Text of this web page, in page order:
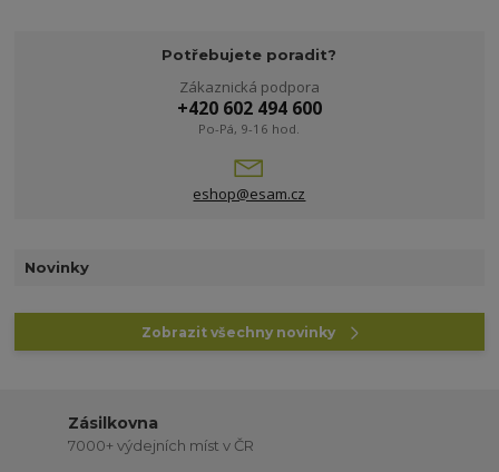
Potřebujete poradit?
Zákaznická podpora
+420 602 494 600
Po-Pá, 9-16 hod.
eshop@esam.cz
Novinky
Zobrazit všechny novinky
Zásilkovna
7000+ výdejních míst v ČR